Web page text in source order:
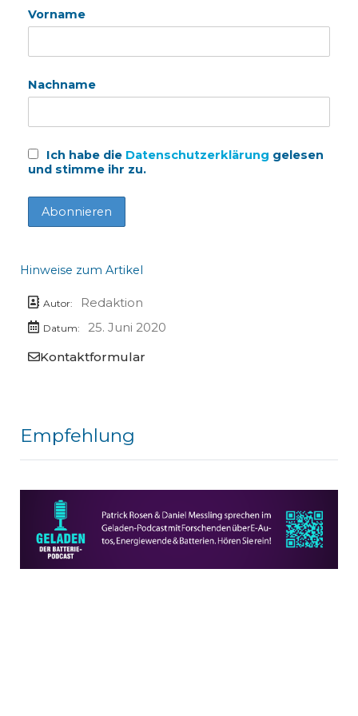
Vorname
Nachname
Ich habe die Datenschutzerklärung gelesen
und stimme ihr zu.
Hinweise zum Artikel
Autor: Redaktion
Datum:
25. Juni 2020
Kontaktformular
Empfehlung